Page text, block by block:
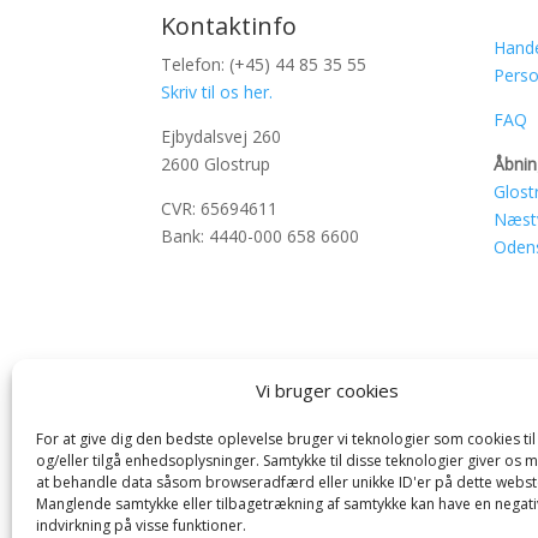
Vi bruger cookies
For at give dig den bedste oplevelse bruger vi teknologier som cookies
og/eller tilgå enhedsoplysninger. Samtykke til disse teknologier giver os
at behandle data såsom browseradfærd eller unikke ID'er på dette
Manglende samtykke eller tilbagetrækning af samtykke kan have en
indvirkning på visse funktioner.
Kontaktinfo
Telefon: (+45) 44 85 35 55
Skriv til os her.
Ejbydalsvej 260
2600 Glostrup
CVR: 65694611
Bank: 4440-000 658 6600
FAQ